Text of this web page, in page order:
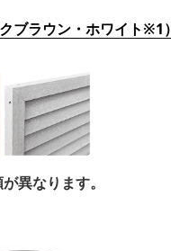
ブラウン・ホワイト※1）
異なります。